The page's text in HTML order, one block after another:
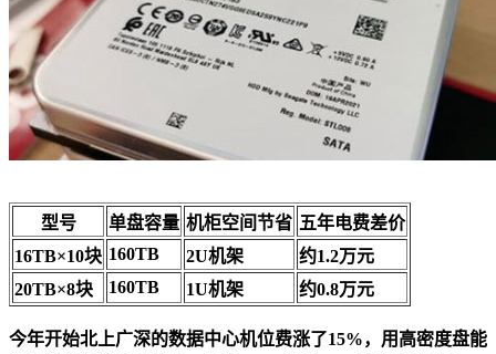
型号 单盘容量 机柜空间节省 五年电费差价
16TB×10块 160TB 2U机架
约1.2万元
20TB×8块
160TB 1U机架 约0.8万元
今年开始北上广深的数据中心机位费涨了15%，用高密度盘能